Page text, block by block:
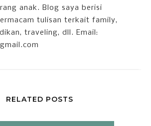
anak. Blog saya berisi
tulisan terkait family,
traveling, dll. Email:
RELATED POSTS